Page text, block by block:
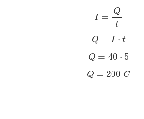
I =
Q
t
t
Q = I ⋅ t
⋅t
Q = 40 ⋅ 5
Q 40⋅
Q = 200 C
Q 200 C